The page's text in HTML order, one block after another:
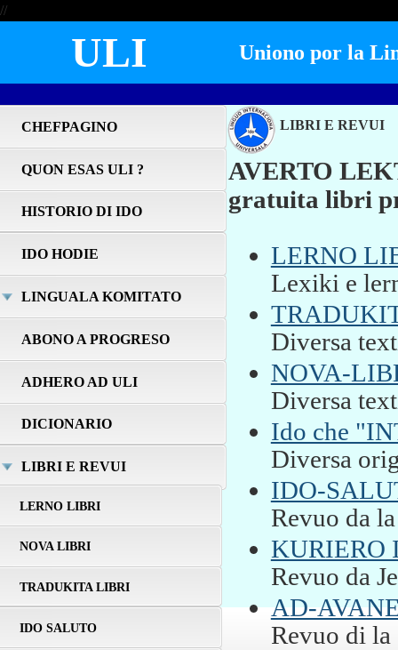
//
ULI Uniono por la
CHEFPAGINO
QUON ESAS ULI ?
HISTORIO DI IDO
IDO HODIE
LINGUALA KOMITATO
ABONO A PROGRESO
ADHERO AD ULI
DICIONARIO
LIBRI E REVUI
LERNO LIBRI
NOVA LIBRI
TRADUKITA LIBRI
IDO SALUTO
LIBRI E REVUI
AVERTO
gratuita libri
LERNO
Lexiki e
Diversa
NOVA-
Diversa
Ido che
Diversa
IDO-
Revuo da
KURIERO
Revuo da
AD-
Revuo di